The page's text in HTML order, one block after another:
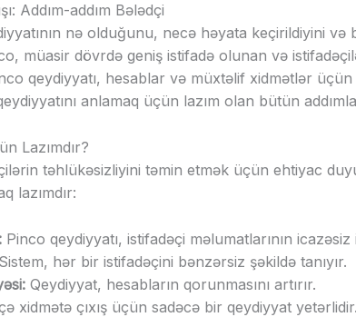
Addım-addım Bələdçi
nə olduğunu, necə həyata keçirildiyini və
müasir dövrdə geniş istifadə olunan və
qeydiyyatı, hesablar və müxtəlif xidmətlər
anlamaq üçün lazım olan bütün
Lazımdır?
təhlükəsizliyini təmin etmək üçün ehtiyac
lazımdır:
Pinco qeydiyyatı, istifadəçi məlumatlarının
Sistem, hər bir istifadəçini bənzərsiz şəkildə tanıyır.
Qeydiyyat, hesabların qorunmasını artırır.
xidmətə çıxış üçün sadəcə bir qeydiyyat yetərlidir.